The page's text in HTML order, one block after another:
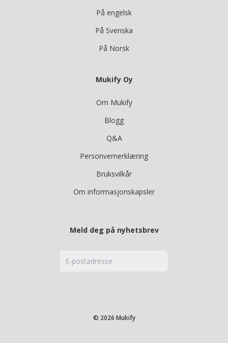
På engelsk
På Svenska
På Norsk
Mukify Oy
Om Mukify
Blogg
Q&A
Personvernerklæring
Bruksvilkår
Om informasjonskapsler
Meld deg på nyhetsbrev
© 2026 Mukify